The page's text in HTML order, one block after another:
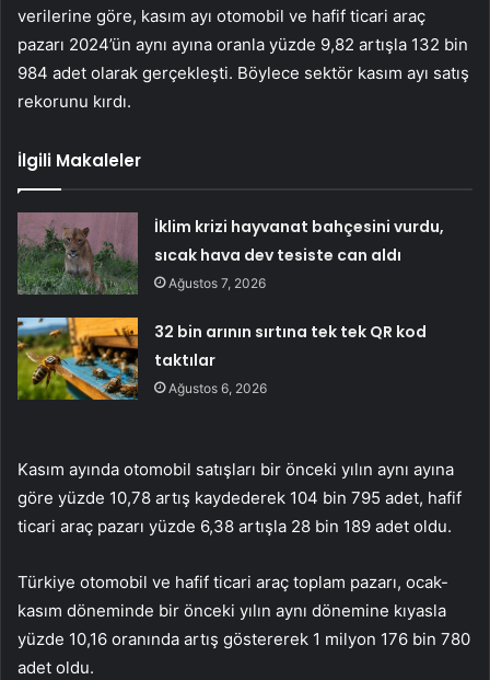
verilerine göre, kasım ayı otomobil ve hafif ticari araç
pazarı 2024’ün aynı ayına oranla yüzde 9,82 artışla 132 bin
984 adet olarak gerçekleşti. Böylece sektör kasım ayı satış
rekorunu kırdı.
İlgili Makaleler
İklim krizi hayvanat bahçesini vurdu,
sıcak hava dev tesiste can aldı
Ağustos 7, 2026
32 bin arının sırtına tek tek QR kod
taktılar
Ağustos 6, 2026
Kasım ayında otomobil satışları bir önceki yılın aynı ayına
göre yüzde 10,78 artış kaydederek 104 bin 795 adet, hafif
ticari araç pazarı yüzde 6,38 artışla 28 bin 189 adet oldu.
Türkiye otomobil ve hafif ticari araç toplam pazarı, ocak-
kasım döneminde bir önceki yılın aynı dönemine kıyasla
yüzde 10,16 oranında artış göstererek 1 milyon 176 bin 780
adet oldu.